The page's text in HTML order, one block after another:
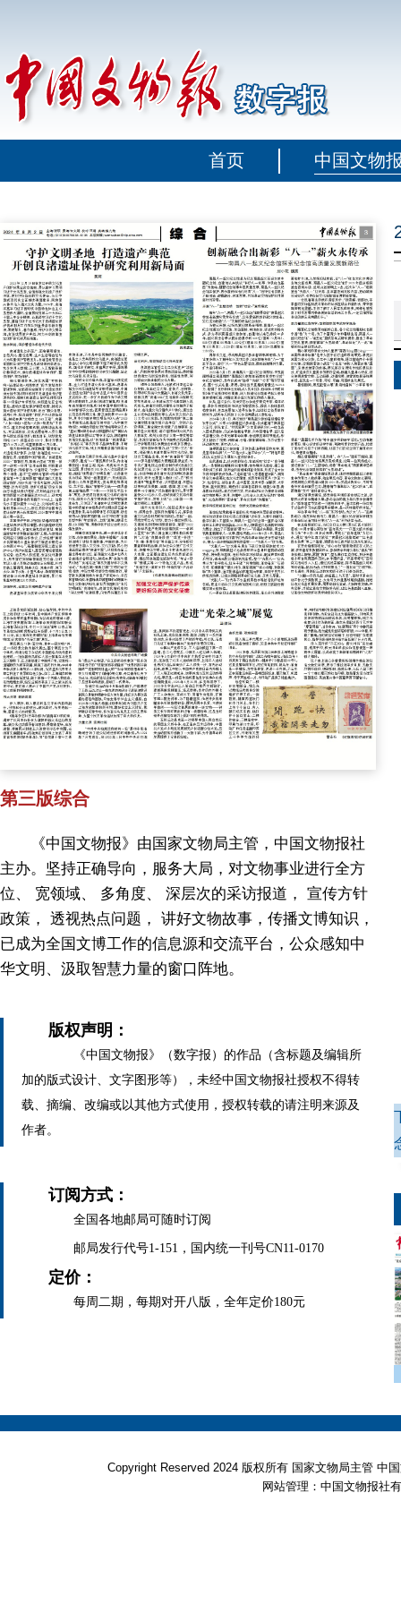
首页 中国文物
第三版综合
《中国文物报》由国家文物局主管，中国文物报社
主办。坚持正确导向，服务大局，对文物事业进行全方
位、 宽领域、 多角度、 深层次的采访报道， 宣传方针
政策， 透视热点问题， 讲好文物故事，传播文博知识，
已成为全国文博工作的信息源和交流平台，公众感知中
华文明、汲取智慧力量的窗口阵地。
版权声明：
《中国文物报》（数字报）的作品（含标题及编辑所
加的版式设计、文字图形等），未经中国文物报社授权不得转
载、摘编、改编或以其他方式使用，授权转载的请注明来源及
作者。
订阅方式：
全国各地邮局可随时订阅
邮局发行代号1-151，国内统一刊号CN11-0170
定价：
每周二期，每期对开八版，全年定价180元
Copyright Reserved 2024 版权所有 国家文物局主管
网站管理：中国文物报社